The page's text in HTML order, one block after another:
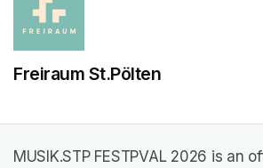
Freiraum St.Pölten
MUSIK.STP FESTPVAL 2026 is an